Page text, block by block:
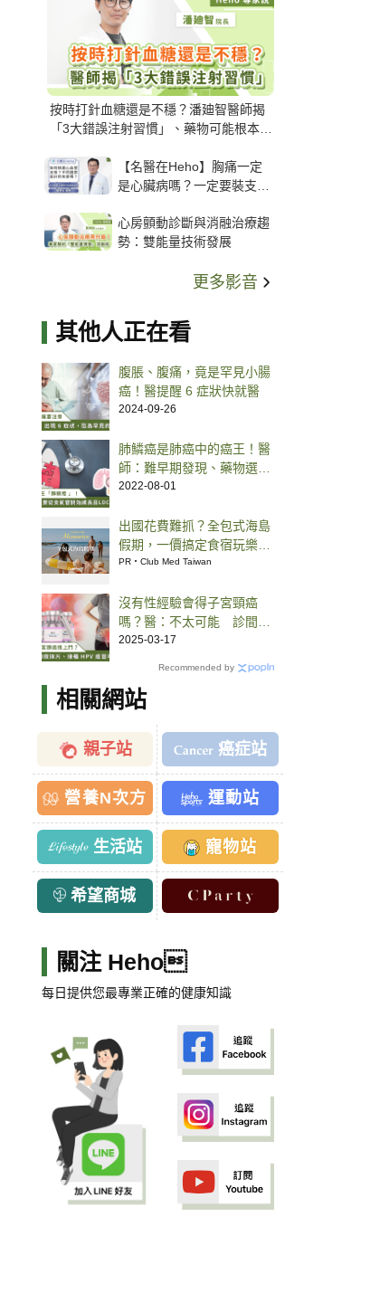
按時打針血糖還是不穩？潘廸智醫師揭
「3大錯誤注射習慣」、藥物可能根本沒
【名醫在Heho】胸痛一定
是心臟病嗎？一定要裝支
解析支架種類、風險與選擇
關鍵
心房顫動診斷與消融治療趨
勢：雙能量技術發展
更多影音
其他人正在看
腹脹、腹痛，竟是罕見小腸
癌！醫提醒 6 症狀快就醫
2024-09-26
肺鱗癌是肺癌中的癌王！醫
師：難早期發現、藥物選擇
少、治療預後差
2022-08-01
出國花費難抓？全包式海島
假期，一價搞定食宿玩樂，
省錢更省心！
PR・Club Med Taiwan
沒有性經驗會得子宮頸癌
嗎？醫：不太可能 診間最
常呼籲民眾做 2 件事
2025-03-17
Recommended by
相關網站
親子站 癌症站
營養N次方 運動站
生活站 寵物站
希望商城
關注 Heho
每日提供您最專業正確的健康知識